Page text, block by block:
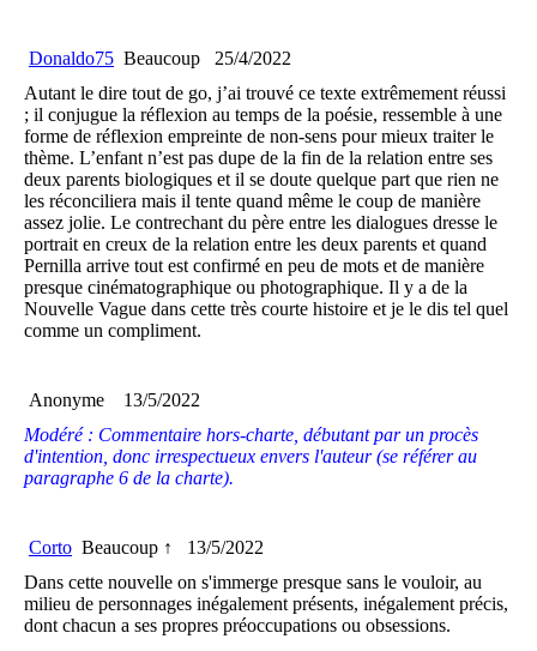
Donaldo75 Beaucoup
25/4/2022
Autant le dire tout de go, j’ai trouvé ce texte extrêmement réussi
; il conjugue la réflexion au temps de la poésie, ressemble à une
forme de réflexion empreinte de non-sens pour mieux traiter le
thème. L’enfant n’est pas dupe de la fin de la relation entre ses
deux parents biologiques et il se doute quelque part que rien ne
les réconciliera mais il tente quand même le coup de manière
assez jolie. Le contrechant du père entre les dialogues dresse le
portrait en creux de la relation entre les deux parents et quand
Pernilla arrive tout est confirmé en peu de mots et de manière
presque cinématographique ou photographique. Il y a de la
Nouvelle Vague dans cette très courte histoire et je le dis tel quel
comme un compliment.
Anonyme
13/5/2022
Modéré : Commentaire hors-charte, débutant par un procès
d'intention, donc irrespectueux envers l'auteur (se référer au
paragraphe 6 de la charte).
Corto Beaucoup ↑
13/5/2022
Dans cette nouvelle on s'immerge presque sans le vouloir, au
milieu de personnages inégalement présents, inégalement précis,
dont chacun a ses propres préoccupations ou obsessions.